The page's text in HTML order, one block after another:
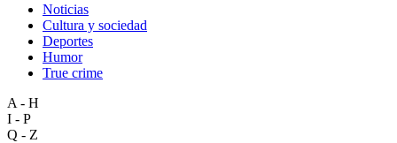
Noticias
Cultura y sociedad
Deportes
Humor
True crime
A - H
I - P
Q - Z